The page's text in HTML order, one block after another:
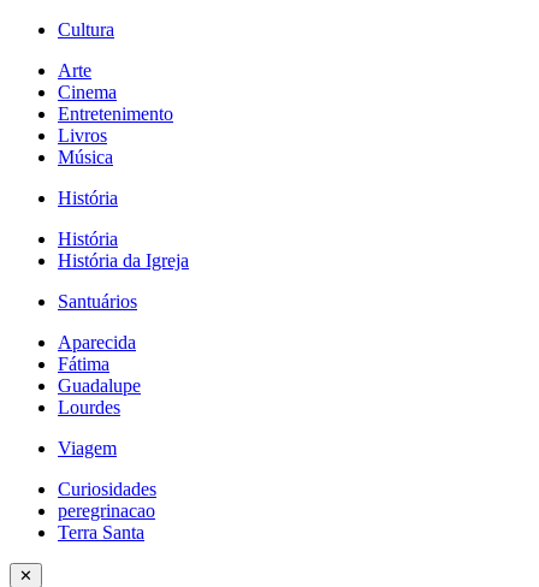
Cultura
Arte
Cinema
Entretenimento
Livros
Música
História
História
História da Igreja
Santuários
Aparecida
Fátima
Guadalupe
Lourdes
Viagem
Curiosidades
peregrinacao
Terra Santa
✕